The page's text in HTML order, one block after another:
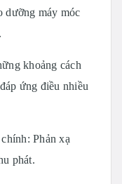
dưỡng máy móc
khoảng cách
ứng điều nhiều
Phản xạ
phát.